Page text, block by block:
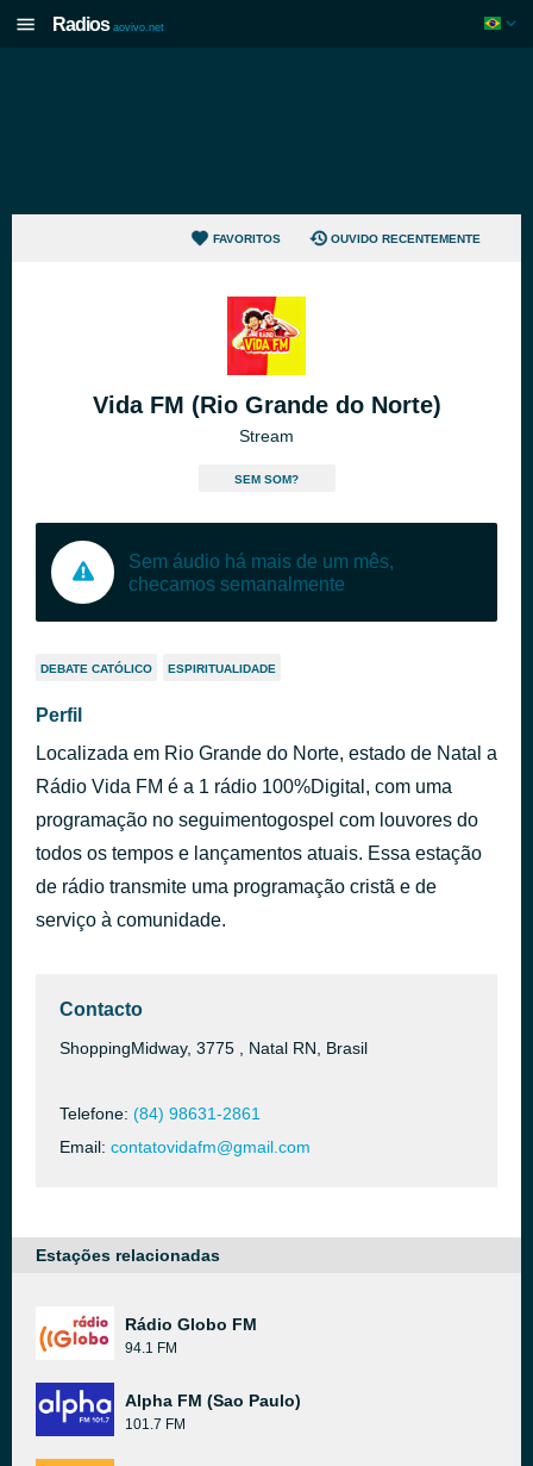
Radios aovivo.net
FAVORITOS OUVIDO RECENTEMENTE
Vida FM (Rio Grande do Norte)
Stream
SEM SOM?
Sem áudio há mais de um mês,
checamos semanalmente
DEBATE CATÓLICO ESPIRITUALIDADE
Perfil
Localizada em Rio Grande do Norte, estado de Natal a
Rádio Vida FM é a 1 rádio 100%Digital, com uma
programação no seguimentogospel com louvores do
todos os tempos e lançamentos atuais. Essa estação
de rádio transmite uma programação cristã e de
serviço à comunidade.
Contacto
ShoppingMidway, 3775 , Natal RN, Brasil
Telefone: (84) 98631-2861
Email: contatovidafm@gmail.com
Estações relacionadas
Rádio Globo FM
94.1 FM
Alpha FM (Sao Paulo)
101.7 FM